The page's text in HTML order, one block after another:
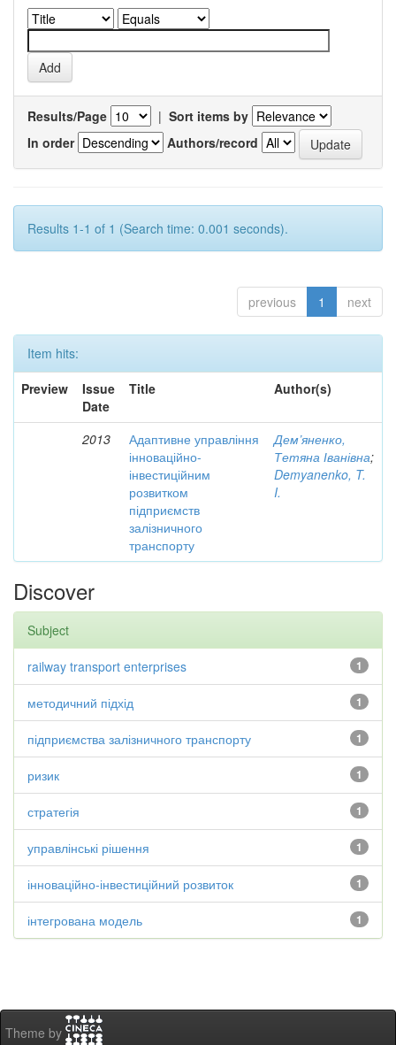
Results/Page | Sort items by
In order
Authors/record
Results 1-1 of 1 (Search time: 0.001 seconds).
previous 1 next
Item hits:
Preview
Issue
Date
Title Author(s)
2013
Адаптивне управління
інноваційно-
інвестиційним
розвитком
підприємств
залізничного
транспорту
Дем’яненко,
Тетяна Іванівна;
Demyanenko, T.
I.
Discover
Subject
1
railway transport enterprises
1
методичний підхід
1
підприємства залізничного транспорту
1
ризик
1
стратегія
1
управлінські рішення
1
інноваційно-інвестиційний розвиток
1
інтегрована модель
Theme by